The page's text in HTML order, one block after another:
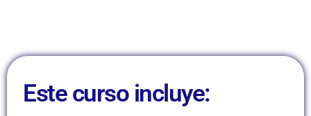
Este curso incluye: